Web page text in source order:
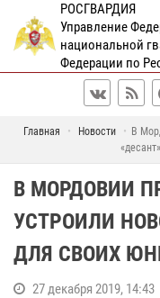
РОСГВАРДИЯ
Управление
национальной
Федерации по
Главная Новости
В
В МОРДОВИИ
УСТРОИЛИ
ДЛЯ СВОИХ
27 декабря 2019, 14:43